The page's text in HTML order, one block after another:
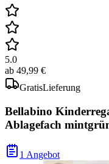
5.0
ab 49,99 €
GratisLieferung
Bellabino
Ablagefach
1 Angebot